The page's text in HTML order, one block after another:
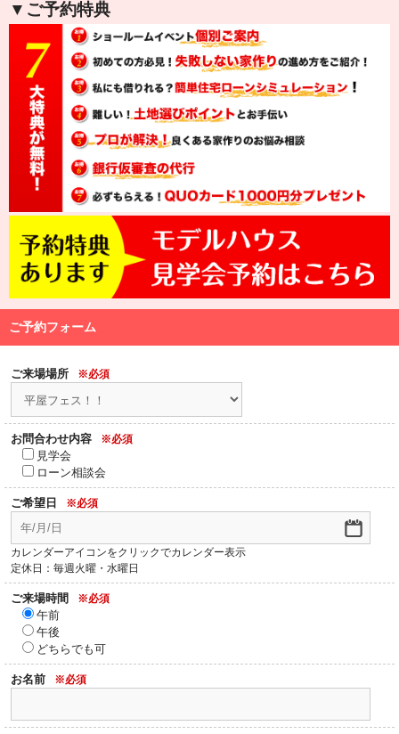
▼ご予約特典
ご予約フォーム
ご来場場所 ※必須
お問合わせ内容 ※必須
見学会
ローン相談会
ご希望日 ※必須
カレンダーアイコンをクリックでカレンダー表示
定休日：毎週火曜・水曜日
ご来場時間 ※必須
午前
午後
どちらでも可
お名前 ※必須